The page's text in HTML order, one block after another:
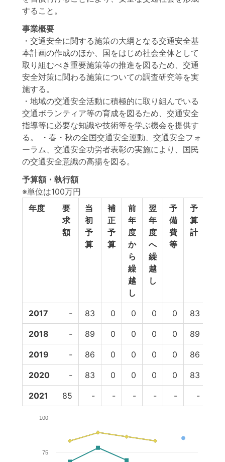
すること。
事業概要
・交通安全に関する施策の大綱となる交通安全基
本計画の作成のほか、国をはじめ社会全体として
取り組むべき重要施策等の推進を図るため、交通
安全対策に関わる施策についての調査研究等を実
施する。
・地域の交通安全活動に積極的に取り組んでいる
交通ボランティア等の育成を図るため、交通安全
指導等に必要な知識や技術等を学ぶ機会を提供す
る。 ・春・秋の全国交通安全運動、交通安全フォ
ーラム、交通安全功労者表彰の実施により、国民
の交通安全意識の高揚を図る。
予算額・執行額
※単位は100万円
年度
要
求
額
当
初
予
算
補
正
予
算
前
年
度
か
ら
繰
越
し
翌
年
度
へ
繰
越
し
予
備
費
等
予
算
計
2017 - 83 0 0 0 0 83
2018 - 89 0 0 0 0 89
2019 - 86 0 0 0 0 86
2020 - 83 0 0 0 0 83
2021 85 - - - - - -
75
100